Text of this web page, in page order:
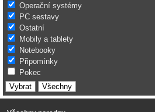
Operační systémy
PC sestavy
Ostatní
Mobily a tablety
Notebooky
Připomínky
Pokec